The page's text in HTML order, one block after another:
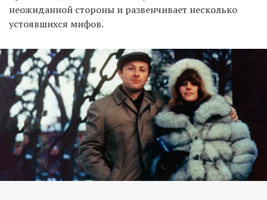
неожиданной стороны и развенчивает несколько
устоявшихся мифов.